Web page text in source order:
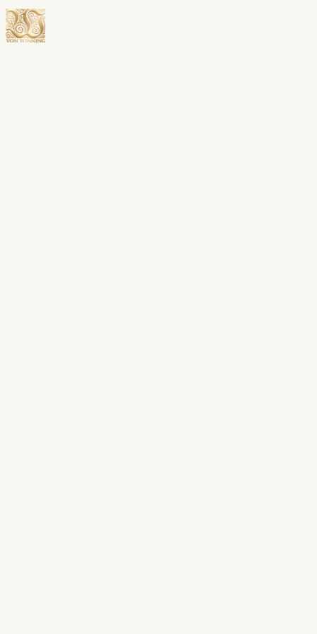
Menü öffnen